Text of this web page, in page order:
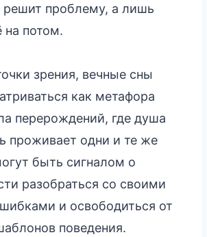
решит проблему, а лишь
на потом.
зрения, вечные сны
как метафора
перерождений, где душа
проживает одни и те же
быть сигналом о
разобраться со своими
и освободиться от
поведения.